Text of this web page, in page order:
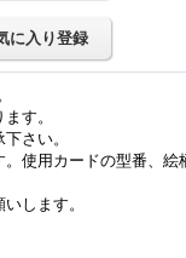
に入り登録
す。
さい。
使用カードの型番、
します。